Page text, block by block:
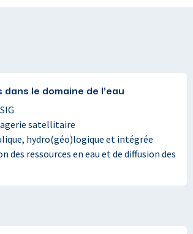
le domaine de l'eau
satellitaire
hydro(géo)logique et intégrée
des ressources en eau et de diffusion des